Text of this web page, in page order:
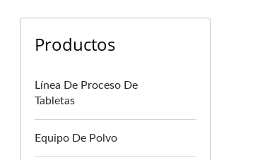
Productos
Línea De Proceso De
Tabletas
Equipo De Polvo